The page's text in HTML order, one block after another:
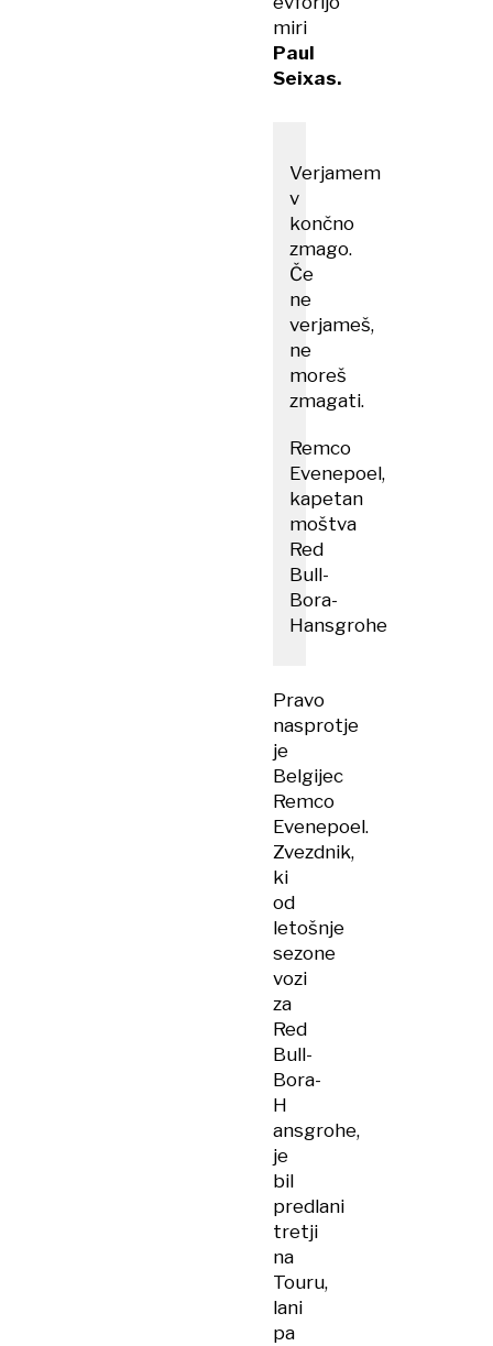
miri
Paul
Seixas.
Verjamem
v
končno
zmago.
Če
ne
verjameš,
ne
moreš
zmagati.
Remco
Evenepoel,
kapetan
moštva
Red
Bull-
Bora-
Hansgrohe
Pravo
nasprotje
je
Belgijec
Remco
Evenepoel.
Zvezdnik,
ki
od
letošnje
sezone
vozi
za
Red
Bull-
Bora-
H​
ansgrohe,
je
bil
predlani
tretji
na
Touru,
lani
pa